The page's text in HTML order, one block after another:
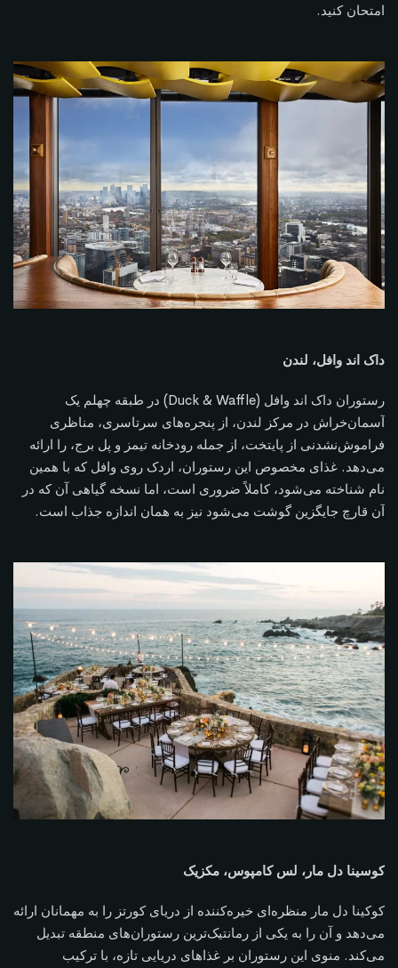
امتحان کنید.
داک اند وافل، لندن
رستوران داک اند وافل (Duck & Waffle) در طبقه چهلم یک
آسمان‌خراش در مرکز لندن، از پنجره‌های سرتاسری، مناظری
فراموش‌نشدنی از پایتخت، از جمله رودخانه تیمز و پل برج، را ارائه
می‌دهد. غذای مخصوص این رستوران، اردک روی وافل که با همین
نام شناخته می‌شود، کاملاً ضروری است، اما نسخه گیاهی آن که در
آن قارچ جایگزین گوشت می‌شود نیز به همان اندازه جذاب است.
کوسینا دل مار، لس کامپوس، مکزیک
کوکینا دل مار منظره‌ای خیره‌کننده از دریای کورتز را به مهمانان ارائه
می‌دهد و آن را به یکی از رمانتیک‌ترین رستوران‌های منطقه تبدیل
می‌کند. منوی این رستوران بر غذاهای دریایی تازه، با ترکیب